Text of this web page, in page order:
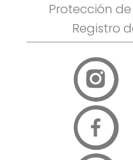
Protección
Registro